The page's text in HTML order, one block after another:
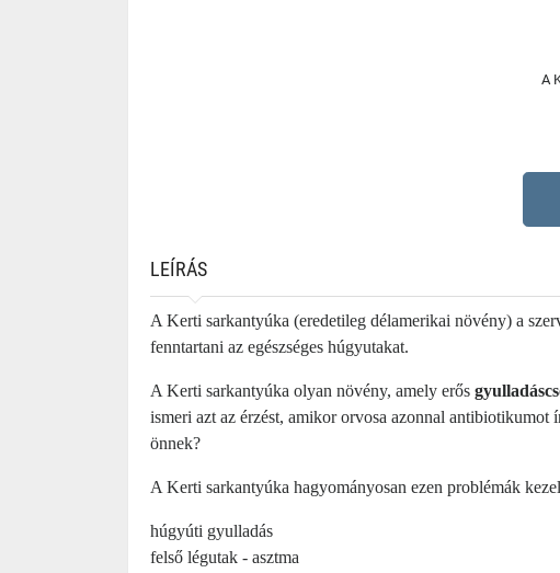
A
LEÍRÁS
A Kerti sarkantyúka (eredetileg délamerikai növény) a
fenntartani az egészséges húgyutakat.
A Kerti sarkantyúka olyan növény, amely erős
ismeri azt az érzést, amikor orvosa azonnal
önnek?
A Kerti sarkantyúka hagyományosan ezen problémák
húgyúti gyulladás
felső légutak - asztma